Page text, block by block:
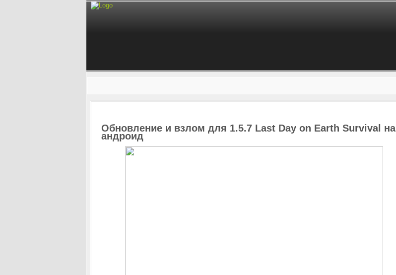
Обновление и взлом для 1.5.7 Last Day on Earth Survival на
андроид